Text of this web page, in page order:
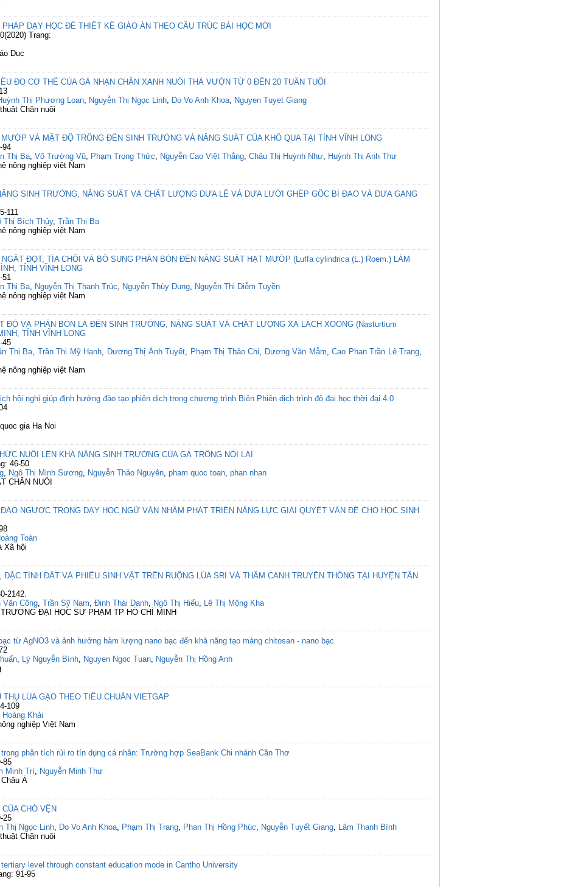
DẠY HỌC ĐỂ THIẾT KẾ GIÁO ÁN THEO CẤU TRÚC BÀI HỌC MỚI
Trang:
Dục
ĐO CƠ THỂ CỦA GÀ NHẠN CHÂN XANH NUÔI THẢ VƯỜN TỪ 0 ĐẾN 20 TUẦN TUỔI
Thị Phương Loan, Nguyễn Thị Ngọc Linh, Do Vo Anh Khoa, Nguyen Tuyet Giang
Chăn nuôi
VÀ MẬT ĐỘ TRỒNG ĐẾN SINH TRƯỞNG VÀ NĂNG SUẤT CỦA KHỔ QUA TẠI TỈNH VĨNH LONG
94
Thị Ba, Võ Trường Vũ, Phạm Trọng Thức, Nguyễn Cao Việt Thắng, Châu Thị Huỳnh Như, Huỳnh Thị Anh Thư
nông nghiệp việt Nam
SINH TRƯỞNG, NĂNG SUẤT VÀ CHẤT LƯỢNG DƯA LÊ VÀ DƯA LƯỚI GHÉP GỐC BÍ ĐAO VÀ DƯA GANG
111
Thị Bích Thủy, Trần Thị Ba
nông nghiệp việt Nam
ĐỌT, TỈA CHỒI VÀ BỔ SUNG PHÂN BÓN ĐẾN NĂNG SUẤT HẠT MƯỚP (Luffa cylindrica (L.) Roem.) LÀM
TỈNH VĨNH LONG
51
Thị Ba, Nguyễn Thị Thanh Trúc, Nguyễn Thùy Dung, Nguyễn Thị Diễm Tuyền
nông nghiệp việt Nam
ĐỘ VÀ PHÂN BÓN LÁ ĐẾN SINH TRƯỞNG, NĂNG SUẤT VÀ CHẤT LƯỢNG XÀ LÁCH XOONG (Nasturtium
TỈNH VĨNH LONG
45
Thị Ba, Trần Thị Mỹ Hạnh, Dương Thị Ánh Tuyết, Phạm Thị Thảo Chi, Dương Văn Mẫm, Cao Phan Trần Lê Trang,
nông nghiệp việt Nam
hội nghị giúp định hướng đào tạo phiên dịch trong chương trình Biên Phiên dịch trình độ đại học thời đại 4.0
gia Ha Noi
NUÔI LÊN KHẢ NĂNG SINH TRƯỞNG CỦA GÀ TRỐNG NÒI LAI
46-50
, Ngô Thị Minh Sương, Nguyễn Thảo Nguyên, pham quoc toan, phan nhan
CHĂN NUÔI
NGƯỢC TRONG DẠY HỌC NGỮ VĂN NHẰM PHÁT TRIỂN NĂNG LỰC GIẢI QUYẾT VẤN ĐỀ CHO HỌC SINH
Toàn
Xã hội
TÍNH ĐẤT VÀ PHIÊU SINH VẬT TRÊN RUỘNG LÚA SRI VÀ THÂM CANH TRUYỀN THỐNG TẠI HUYỆN TÂN
2142.
Văn Công, Trần Sỹ Nam, Đinh Thái Danh, Ngô Thị Hiếu, Lê Thị Mộng Kha
ĐẠI HỌC SƯ PHẠM TP HỒ CHÍ MINH
từ AgNO3 và ảnh hưởng hàm lượng nano bạc đến khả năng tạo màng chitosan - nano bạc
, Lý Nguyễn Bình, Nguyen Ngoc Tuan, Nguyễn Thị Hồng Anh
LÚA GẠO THEO TIÊU CHUẨN VIETGAP
109
Hoàng Khải
nghiệp Việt Nam
phân tích rủi ro tín dụng cá nhân: Trường hợp SeaBank Chi nhánh Cần Thơ
85
Minh Trí, Nguyễn Minh Thư
Á
CHÓ VỆN
25
Thị Ngọc Linh, Do Vo Anh Khoa, Phạm Thị Trang, Phan Thị Hồng Phúc, Nguyễn Tuyết Giang, Lâm Thanh Bình
Chăn nuôi
level through constant education mode in Cantho University
91-95